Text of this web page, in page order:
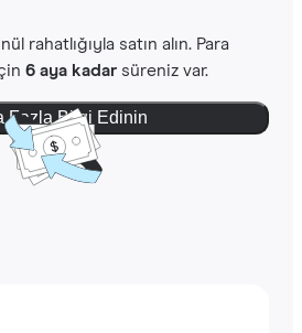
rahatlığıyla satın alın. Para
6 aya kadarsüreniz var.
Fazla Bilgi Edinin